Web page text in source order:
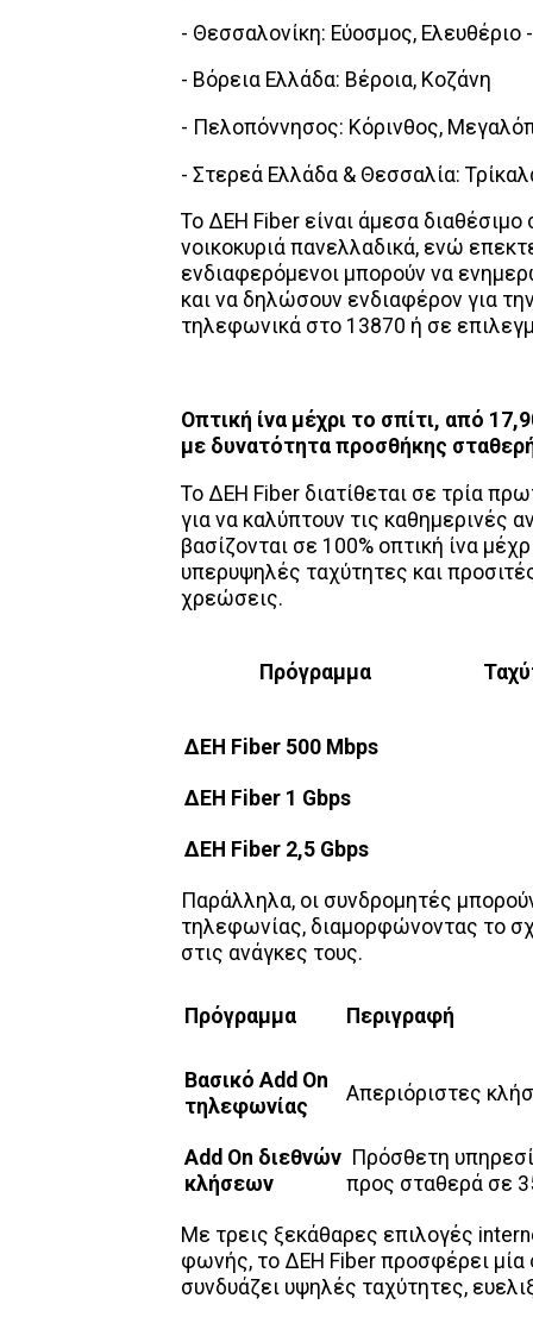
- Θεσσαλονίκη: Εύοσμος, Ελευθέριο
- Βόρεια Ελλάδα: Βέροια, Κοζάνη
- Πελοπόννησος: Κόρινθος,
- Στερεά Ελλάδα & Θεσσαλία:
Το ΔΕΗ Fiber είναι άμεσα
νοικοκυριά πανελλαδικά, ενώ
ενδιαφερόμενοι μπορούν να
και να δηλώσουν ενδιαφέρον για
τηλεφωνικά στο 13870 ή σε
Οπτική ίνα μέχρι το σπίτι, από
με δυνατότητα προσθήκης
Το ΔΕΗ Fiber διατίθεται σε τρία
για να καλύπτουν τις καθημερινές
βασίζονται σε 100% οπτική ίνα
υπερυψηλές ταχύτητες και
χρεώσεις.
Πρόγραμμα
ΔΕΗ Fiber 500 Mbps
ΔΕΗ Fiber 1 Gbps
ΔΕΗ Fiber 2,5 Gbps
Παράλληλα, οι συνδρομητές
τηλεφωνίας, διαμορφώνοντας το
στις ανάγκες τους.
Πρόγραμμα Περιγραφή
Βασικό Add On
τηλεφωνίας
Απεριόριστες
Add On διεθνών
κλήσεων
Πρόσθετη
προς σταθερά σε
Με τρεις ξεκάθαρες επιλογές
φωνής, το ΔΕΗ Fiber προσφέρει μία
συνδυάζει υψηλές ταχύτητες,